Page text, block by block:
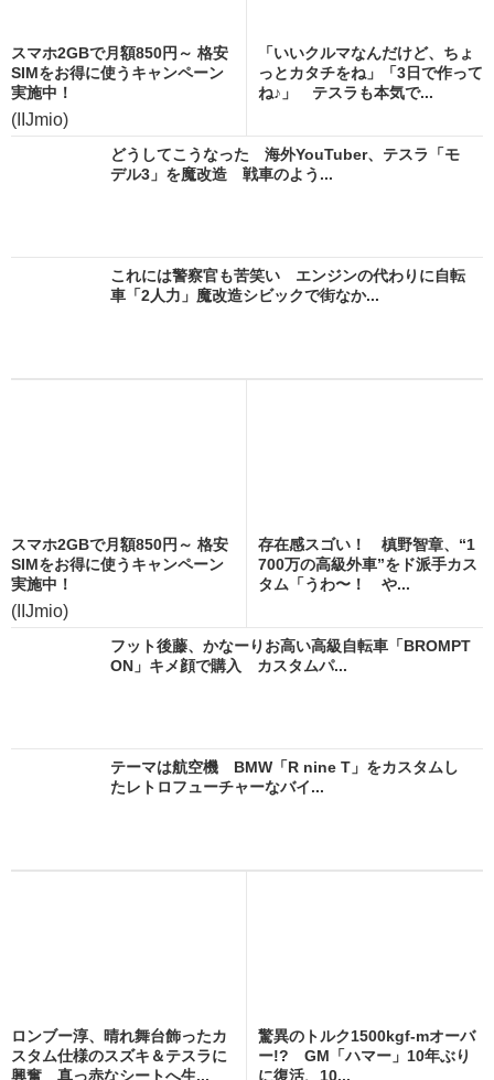
スマホ2GBで月額850円～ 格安
SIMをお得に使うキャンペーン
実施中！
(IIJmio)
「いいクルマなんだけど、ちょ
っとカタチをね」「3日で作って
ね♪」 テスラも本気で...
どうしてこうなった 海外YouTuber、テスラ「モ
デル3」を魔改造 戦車のよう...
これには警察官も苦笑い エンジンの代わりに自転
車「2人力」魔改造シビックで街なか...
スマホ2GBで月額850円～ 格安
SIMをお得に使うキャンペーン
実施中！
(IIJmio)
存在感スゴい！ 槙野智章、“1
700万の高級外車”をド派手カス
タム「うわ〜！ や...
フット後藤、かなーりお高い高級自転車「BROMPT
ON」キメ顔で購入 カスタムパ...
テーマは航空機 BMW「R nine T」をカスタムし
たレトロフューチャーなバイ...
ロンブー淳、晴れ舞台飾ったカ
スタム仕様のスズキ＆テスラに
興奮 真っ赤なシートへ生...
驚異のトルク1500kgf-mオーバ
ー!? GM「ハマー」10年ぶり
に復活、10...